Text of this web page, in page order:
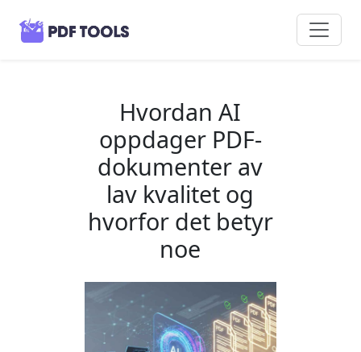
Hvordan AI
oppdager PDF-
dokumenter av
lav kvalitet og
hvorfor det betyr
noe